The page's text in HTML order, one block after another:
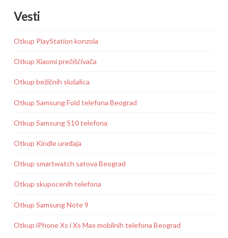
Vesti
Otkup PlayStation konzola
Otkup Xiaomi prečišćivača
Otkup bežičnih slušalica
Otkup Samsung Fold telefona Beograd
Otkup Samsung S10 telefona
Otkup Kindle uređaja
Otkup smartwatch satova Beograd
Otkup skupocenih telefona
Otkup Samsung Note 9
Otkup iPhone Xs i Xs Max mobilnih telefona Beograd